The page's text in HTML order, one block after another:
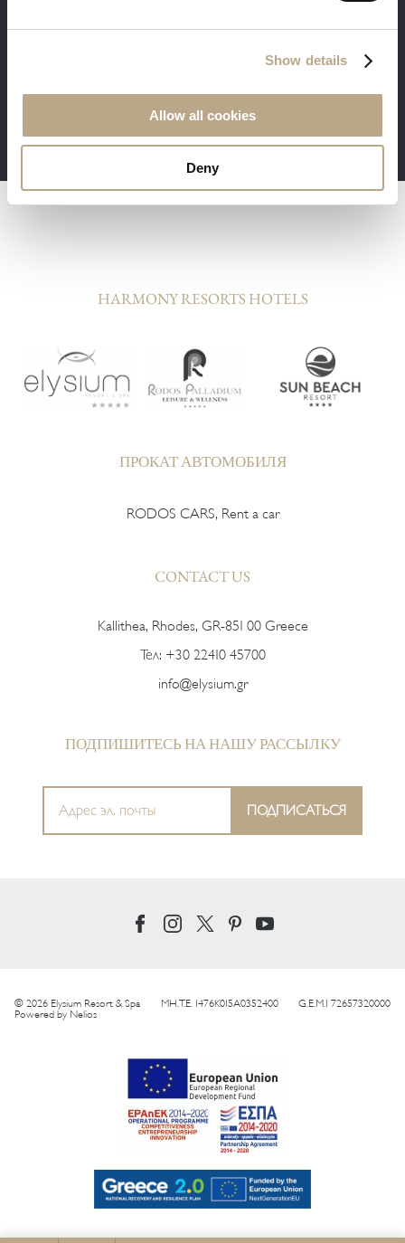
Show details
Allow all cookies
Deny
Бесплатный трансфер, приветственный
Минимальный срок проживания - 3 суток.
HARMONY RESORTS HOTELS
ПРОКАТ АВТОМОБИЛЯ
RODOS CARS, Rent a car
CONTACT US
Kallithea, Rhodes, GR-851 00 Greece
Тел: +30 22410 45700
info@elysium.gr
ПОДПИШИТЕСЬ НА НАШУ РАССЫЛКУ
© 2026 Elysium Resort & Spa MH.T.E. 1476K015A0352400
G.E.M.I 72657320000
Powered by Nelios